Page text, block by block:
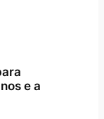
e a